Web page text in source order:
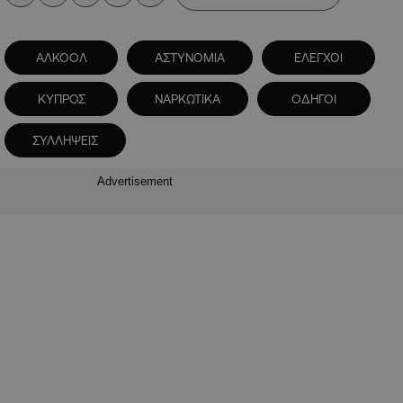
ΑΛΚΟΟΛ ΑΣΤΥΝΟΜΙΑ ΕΛΕΓΧΟΙ
ΚΥΠΡΟΣ ΝΑΡΚΩΤΙΚΑ ΟΔΗΓΟΙ
ΣΥΛΛΗΨΕΙΣ
Advertisement